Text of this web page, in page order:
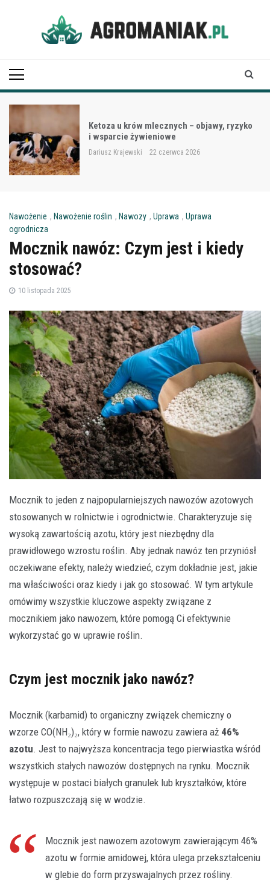
Ketoza u krów mlecznych – objawy, ryzyko
i wsparcie żywieniowe
Dariusz Krajewski 22 czerwca 2026
Nawożenie , Nawożenie roślin , Nawozy , Uprawa , Uprawa
ogrodnicza
Mocznik nawóz: Czym jest i kiedy
stosować?
10 listopada 2025
Mocznik to jeden z najpopularniejszych nawozów azotowych
stosowanych w rolnictwie i ogrodnictwie. Charakteryzuje się
wysoką zawartością azotu, który jest niezbędny dla
prawidłowego wzrostu roślin. Aby jednak nawóz ten przyniósł
oczekiwane efekty, należy wiedzieć, czym dokładnie jest, jakie
ma właściwości oraz kiedy i jak go stosować. W tym artykule
omówimy wszystkie kluczowe aspekty związane z
mocznikiem jako nawozem, które pomogą Ci efektywnie
wykorzystać go w uprawie roślin.
Czym jest mocznik jako nawóz?
Mocznik (karbamid) to organiczny związek chemiczny o
wzorze CO(NH₂)₂, który w formie nawozu zawiera aż 46%
azotu. Jest to najwyższa koncentracja tego pierwiastka wśród
wszystkich stałych nawozów dostępnych na rynku. Mocznik
występuje w postaci białych granulek lub kryształków, które
łatwo rozpuszczają się w wodzie.
Mocznik jest nawozem azotowym zawierającym 46%
azotu w formie amidowej, która ulega przekształceniu
w glebie do form przyswajalnych przez rośliny.